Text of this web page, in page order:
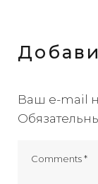
Ваш e-mail